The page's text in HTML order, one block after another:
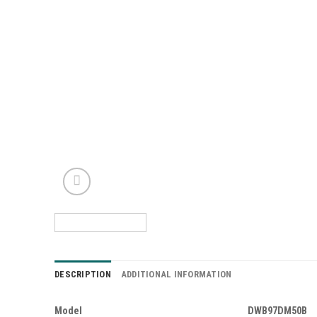
DESCRIPTION ADDITIONAL INFORMATION
Model DWB97DM50B